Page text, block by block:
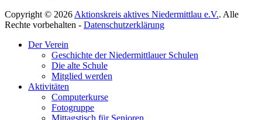
Copyright © 2026 Aktionskreis aktives Niedermittlau e.V.. Alle
Rechte vorbehalten - Datenschutzerklärung
scrollenDer Verein
Geschichte der Niedermittlauer Schulen
Die alte Schule
Mitglied werden
Aktivitäten
Computerkurse
Fotogruppe
Mittagstisch für Senioren